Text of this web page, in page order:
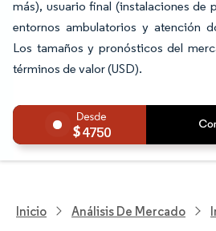
más), usuario final (instalaciones de
entornos ambulatorios y atención
Los tamaños y pronósticos del
términos de valor (USD).
4750
Inicio Análisis De Mercado